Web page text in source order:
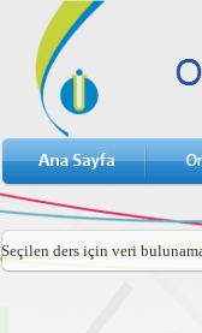
Seçilen ders için veri